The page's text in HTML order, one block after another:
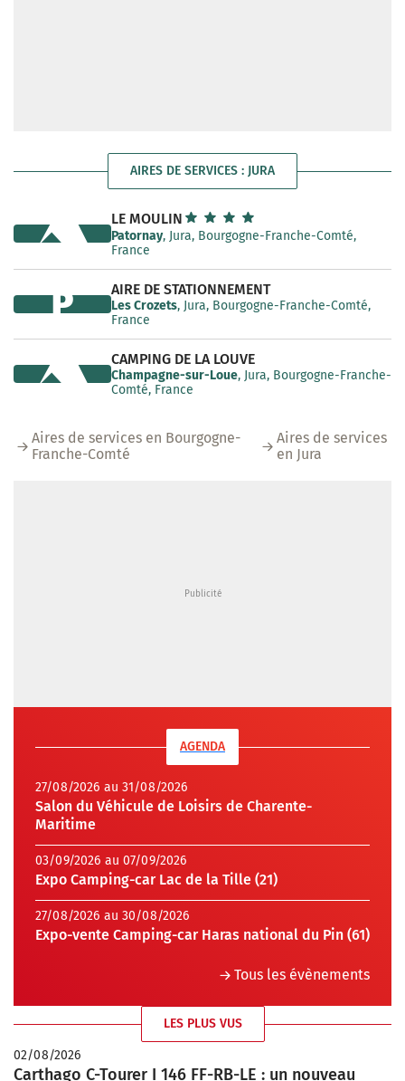
AIRES DE SERVICES : JURA
LE MOULIN
Patornay, Jura, Bourgogne-Franche-Comté,
France
AIRE DE STATIONNEMENT
Les Crozets, Jura, Bourgogne-Franche-Comté,
France
P
CAMPING DE LA LOUVE
Champagne-sur-Loue, Jura, Bourgogne-Franche-
Comté, France
Aires de services en Bourgogne-
Franche-Comté
Aires de services
en Jura
AGENDA
27/08/2026 au 31/08/2026
Salon du Véhicule de Loisirs de Charente-
Maritime
03/09/2026 au 07/09/2026
Expo Camping-car Lac de la Tille (21)
27/08/2026 au 30/08/2026
Expo-vente Camping-car Haras national du Pin (61)
Tous les évènements
LES PLUS VUS
02/08/2026
Carthago C-Tourer I 146 FF-RB-LE : un nouveau